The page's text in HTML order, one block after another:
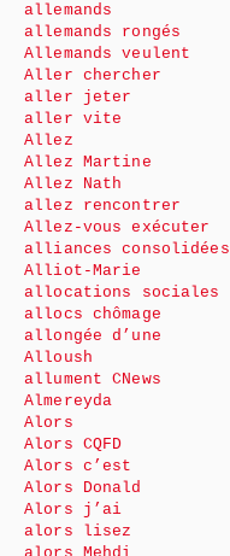
allemands
allemands rongés
Allemands veulent
Aller chercher
aller jeter
aller vite
Allez
Allez Martine
Allez Nath
allez rencontrer
Allez-vous exécuter
alliances consolidées
Alliot-Marie
allocations sociales
allocs chômage
allongée d’une
Alloush
allument CNews
Almereyda
Alors
Alors CQFD
Alors c’est
Alors Donald
Alors j’ai
alors lisez